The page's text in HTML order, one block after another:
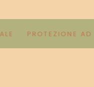
PROTEZIONE AD